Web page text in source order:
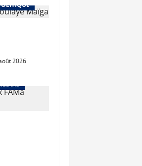
2026